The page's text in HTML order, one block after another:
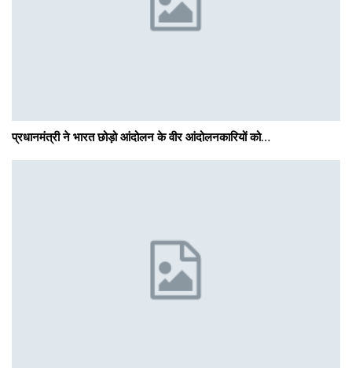
प्रधानमंत्री ने भारत छोड़ो आंदोलन के वीर आंदोलनकारियों को…